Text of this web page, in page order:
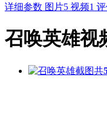
详细参数 图片5 视频1
召唤英雄视
共